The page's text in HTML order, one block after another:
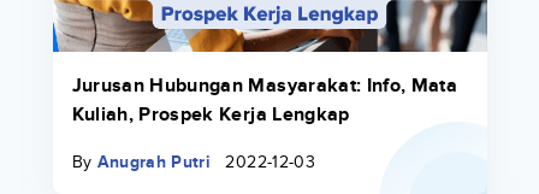
Jurusan Hubungan Masyarakat: Info, Mata
Kuliah, Prospek Kerja Lengkap
By Anugrah Putri 2022-12-03